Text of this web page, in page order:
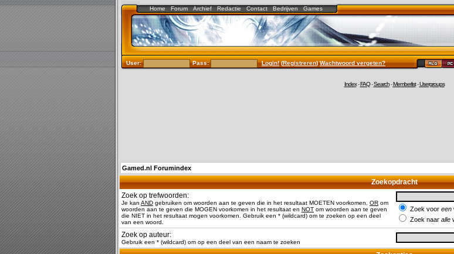
Home Forum Archief Redactie Contact Bedrijven Games
User: Pass: Login!(Registreren)Wachtwoord vergeten?
Index-FAQ-Search-Memberlist-Usergroups
Gamed.nl Forumindex
Zoekopdracht
Zoek op trefwoorden:
Je kan AND gebruiken om woorden aan te geven die in het resultaat MOETEN voorkomen, OR om
woorden aan te geven die MOGEN voorkomen in het resultaat en NOT om woorden aan te geven
die NIET in het resultaat mogen voorkomen. Gebruik een * (wildcard) om te zoeken op een deel
van een woord.
Zoek voor een
Zoek naar alle
Zoek op auteur:
Gebruik een * (wildcard) om op een deel van een naam te zoeken